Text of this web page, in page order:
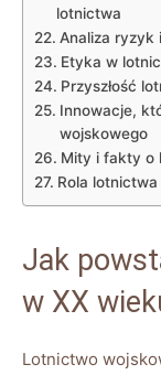
lotnictwa
Analiza ryzyk
Etyka w
Przyszłość
Innowacje,
wojskowego
Mity i fakty o
Rola
Jak
w XX
Lotnictwo